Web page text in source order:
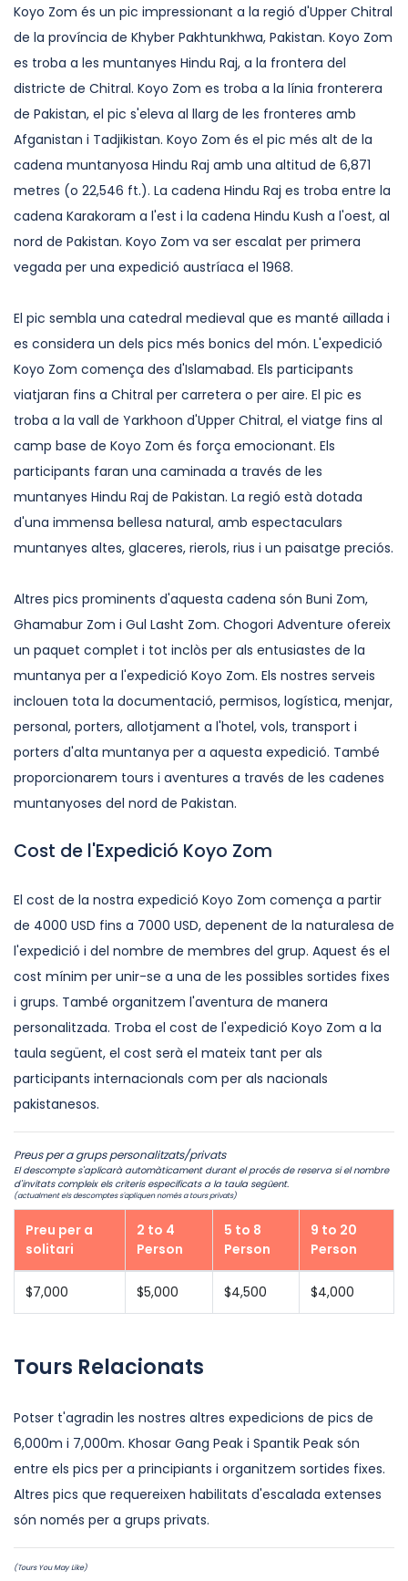
Koyo Zom és un pic impressionant a la regió d'Upper Chitral
de la província de Khyber Pakhtunkhwa, Pakistan. Koyo Zom
es troba a les muntanyes Hindu Raj, a la frontera del
districte de Chitral. Koyo Zom es troba a la línia fronterera
de Pakistan, el pic s'eleva al llarg de les fronteres amb
Afganistan i Tadjikistan. Koyo Zom és el pic més alt de la
cadena muntanyosa Hindu Raj amb una altitud de 6,871
metres (o 22,546 ft.). La cadena Hindu Raj es troba entre la
cadena Karakoram a l'est i la cadena Hindu Kush a l'oest, al
nord de Pakistan. Koyo Zom va ser escalat per primera
vegada per una expedició austríaca el 1968.
El pic sembla una catedral medieval que es manté aïllada i
es considera un dels pics més bonics del món. L'expedició
Koyo Zom comença des d'Islamabad. Els participants
viatjaran fins a Chitral per carretera o per aire. El pic es
troba a la vall de Yarkhoon d'Upper Chitral, el viatge fins al
camp base de Koyo Zom és força emocionant. Els
participants faran una caminada a través de les
muntanyes Hindu Raj de Pakistan. La regió està dotada
d'una immensa bellesa natural, amb espectaculars
muntanyes altes, glaceres, rierols, rius i un paisatge preciós.
Altres pics prominents d'aquesta cadena són Buni Zom,
Ghamabur Zom i Gul Lasht Zom. Chogori Adventure ofereix
un paquet complet i tot inclòs per als entusiastes de la
muntanya per a l'expedició Koyo Zom. Els nostres serveis
inclouen tota la documentació, permisos, logística, menjar,
personal, porters, allotjament a l'hotel, vols, transport i
porters d'alta muntanya per a aquesta expedició. També
proporcionarem tours i aventures a través de les cadenes
muntanyoses del nord de Pakistan.
Cost de l'Expedició Koyo Zom
El cost de la nostra expedició Koyo Zom comença a partir
de 4000 USD fins a 7000 USD, depenent de la naturalesa de
l'expedició i del nombre de membres del grup. Aquest és el
cost mínim per unir-se a una de les possibles sortides fixes
i grups. També organitzem l'aventura de manera
personalitzada. Troba el cost de l'expedició Koyo Zom a la
taula següent, el cost serà el mateix tant per als
participants internacionals com per als nacionals
pakistanesos.
Preus per a grups personalitzats/privats
El descompte s'aplicarà automàticament durant el procés de reserva si el nombre
d'invitats compleix els criteris especificats a la taula següent.
(actualment els descomptes s'apliquen només a tours privats)
Preu per a
solitari
2 to 4
Person
5 to 8
Person
9 to 20
Person
$7,000 $5,000 $4,500 $4,000
Tours Relacionats
Potser t'agradin les nostres altres expedicions de pics de
6,000m i 7,000m. Khosar Gang Peak i Spantik Peak són
entre els pics per a principiants i organitzem sortides fixes.
Altres pics que requereixen habilitats d'escalada extenses
són només per a grups privats.
(Tours You May Like)